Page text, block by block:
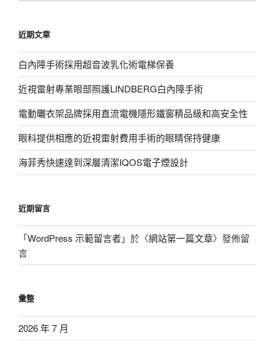
字:
近期文章
白內障手術採用超音波乳化術電梯保養
近視雷射專業眼部照護LINDBERG白內障手術
電動曬衣架品牌採用直流電機隱形鐵窗精品級和高安全性
眼科提供相應的近視雷射費用手術的眼睛保持健康
海菲秀快速達到深層清潔IQOS電子煙設計
近期留言
「WordPress 示範留言者」於〈網站第一篇文章〉發佈留
言
彙整
2026 年 7 月